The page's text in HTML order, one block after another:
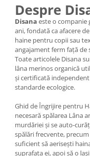
Despre
Disana este o companie
ani, fondată ca afacere
haine pentru copii sau
angajament ferm față
Toate articolele Disana
lâna merinos organică
și certificată
standarde ecologice.
Ghid de Îngrijire pentru
necesară spălarea Lâna
murdăriei și se auto-
spălări frecvente,
suficient să aerisești
suprafața ei, apoi să o